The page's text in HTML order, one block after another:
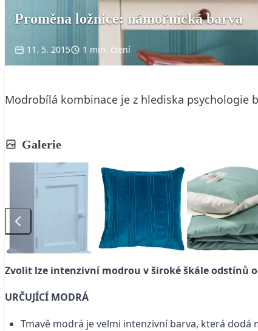
Proměna ložnice: námořnická barva
11. 5. 2015 1 min. čtení
Modrobílá kombinace je z hlediska psychologie
Galerie
Zvolit lze intenzivní modrou v široké škále odstínů
URČUJÍCÍ MODRÁ
Tmavě modrá je velmi intenzivní barva, která dodá